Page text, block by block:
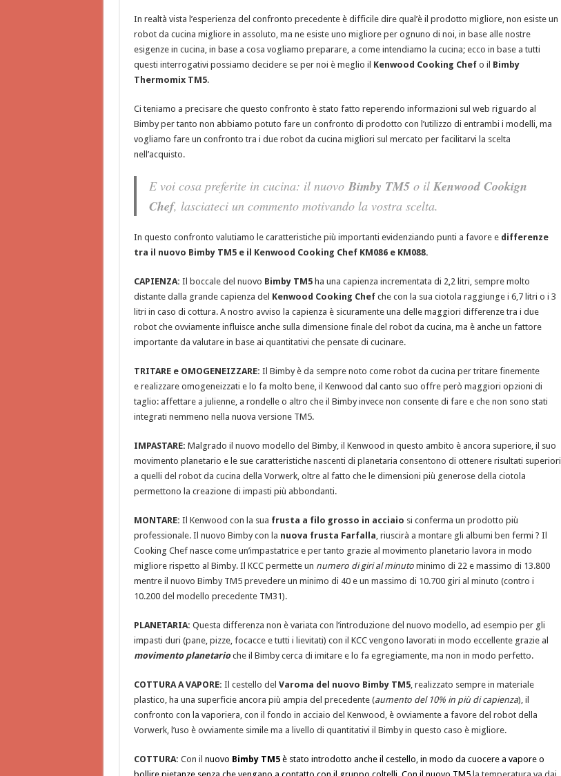
In realtà vista l’esperienza del confronto precedente è difficile dire qual’è il prodotto migliore, non esiste un
robot da cucina migliore in assoluto, ma ne esiste uno migliore per ognuno di noi, in base alle nostre
esigenze in cucina, in base a cosa vogliamo preparare, a come intendiamo la cucina; ecco in base a tutti
questi interrogativi possiamo decidere se per noi è meglio il Kenwood Cooking Chefo il Bimby
Thermomix TM5.
Ci teniamo a precisare che questo confronto è stato fatto reperendo informazioni sul web riguardo al
Bimby per tanto non abbiamo potuto fare un confronto di prodotto con l’utilizzo di entrambi i modelli, ma
vogliamo fare un confronto tra i due robot da cucina migliori sul mercato per facilitarvi la scelta
nell’acquisto.
E voi cosa preferite in cucina: il nuovo Bimby TM5o il Kenwood Cookign
Chef, lasciateci un commento motivando la vostra scelta.
In questo confronto valutiamo le caratteristiche più importanti evidenziando punti a favore e differenze
tra il nuovo Bimby TM5 e il Kenwood Cooking Chef KM086 e KM088.
CAPIENZA: Il boccale del nuovo Bimby TM5ha una capienza incrementata di 2,2 litri, sempre molto
distante dalla grande capienza del Kenwood Cooking Chefche con la sua ciotola raggiunge i 6,7 litri o i 3
litri in caso di cottura. A nostro avviso la capienza è sicuramente una delle maggiori differenze tra i due
robot che ovviamente influisce anche sulla dimensione finale del robot da cucina, ma è anche un fattore
importante da valutare in base ai quantitativi che pensate di cucinare.
TRITARE e OMOGENEIZZARE: Il Bimby è da sempre noto come robot da cucina per tritare finemente
e realizzare omogeneizzati e lo fa molto bene, il Kenwood dal canto suo offre però maggiori opzioni di
taglio: affettare a julienne, a rondelle o altro che il Bimby invece non consente di fare e che non sono stati
integrati nemmeno nella nuova versione TM5.
IMPASTARE: Malgrado il nuovo modello del Bimby, il Kenwood in questo ambito è ancora superiore, il suo
movimento planetario e le sue caratteristiche nascenti di planetaria consentono di ottenere risultati superiori
a quelli del robot da cucina della Vorwerk, oltre al fatto che le dimensioni più generose della ciotola
permettono la creazione di impasti più abbondanti.
MONTARE: Il Kenwood con la sua frusta a filo grosso in acciaio si conferma un prodotto più
professionale. Il nuovo Bimby con la nuova frusta Farfalla , riuscirà a montare gli albumi ben fermi ? Il
Cooking Chef nasce come un’impastatrice e per tanto grazie al movimento planetario lavora in modo
migliore rispetto al Bimby. Il KCC permette un numero di giri al minutominimo di 22 e massimo di 13.800
mentre il nuovo Bimby TM5 prevedere un minimo di 40 e un massimo di 10.700 giri al minuto (contro i
10.200 del modello precedente TM31).
PLANETARIA: Questa differenza non è variata con l’introduzione del nuovo modello, ad esempio per gli
impasti duri (pane, pizze, focacce e tutti i lievitati) con il KCC vengono lavorati in modo eccellente grazie al
movimento planetarioche il Bimby cerca di imitare e lo fa egregiamente, ma non in modo perfetto.
COTTURA A VAPORE: Il cestello del Varoma del nuovo Bimby TM5, realizzato sempre in materiale
plastico, ha una superficie ancora più ampia del precedente (aumento del 10% in più di capienza), il
confronto con la vaporiera, con il fondo in acciaio del Kenwood, è ovviamente a favore del robot della
Vorwerk, l’uso è ovviamente simile ma a livello di quantitativi il Bimby in questo caso è migliore.
COTTURA: Con il nuovo Bimby TM5è stato introdotto anche il cestello, in modo da cuocere a vapore o